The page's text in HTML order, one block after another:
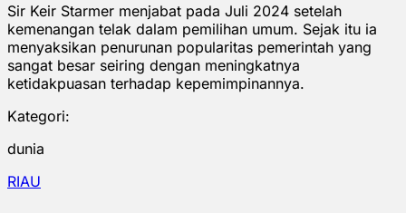
Sir Keir Starmer menjabat pada Juli 2024 setelah
kemenangan telak dalam pemilihan umum. Sejak itu ia
menyaksikan penurunan popularitas pemerintah yang
sangat besar seiring dengan meningkatnya
ketidakpuasan terhadap kepemimpinannya.
Kategori:
dunia
RIAU